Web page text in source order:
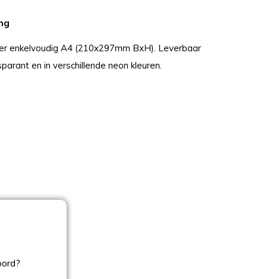
enkelvoudig A4 (210x297mm BxH). Leverbaar
en in verschillende neon kleuren.